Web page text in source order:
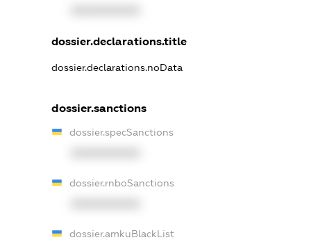
dossier.declarations.title
dossier.declarations.noData
dossier.sanctions
dossier.specSanctions
dossier.rnboSanctions
dossier.amkuBlackList